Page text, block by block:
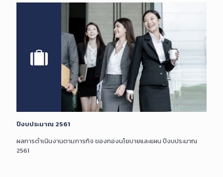
ปีงบประมาณ 2561
ผลการดำเนินงานตามภารกิจ ของกองนโยบายและแผน ปีงบประมาณ
2561